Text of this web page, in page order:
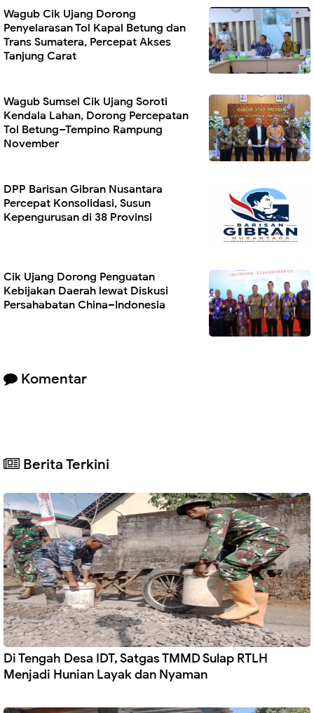
Wagub Cik Ujang Dorong
Penyelarasan Tol Kapal Betung dan
Trans Sumatera, Percepat Akses
Tanjung Carat
Wagub Sumsel Cik Ujang Soroti
Kendala Lahan, Dorong Percepatan
Tol Betung–Tempino Rampung
November
DPP Barisan Gibran Nusantara
Percepat Konsolidasi, Susun
Kepengurusan di 38 Provinsi
Cik Ujang Dorong Penguatan
Kebijakan Daerah lewat Diskusi
Persahabatan China–Indonesia
Komentar
Berita Terkini
Di Tengah Desa IDT, Satgas TMMD Sulap RTLH
Menjadi Hunian Layak dan Nyaman